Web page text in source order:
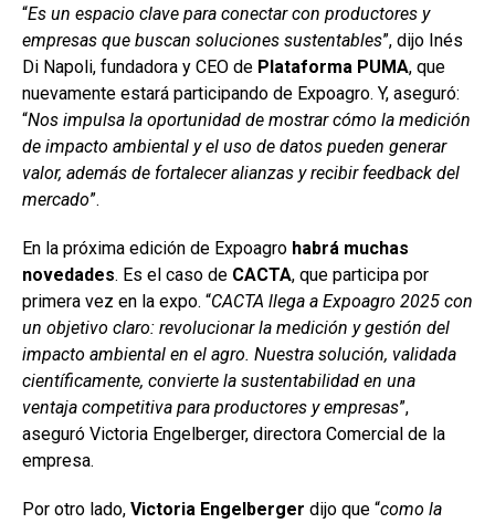
“Es un espacio clave para conectar con productores y
empresas que buscan soluciones sustentables”, dijo Inés
Di Napoli, fundadora y CEO de Plataforma PUMA, que
nuevamente estará participando de Expoagro. Y, aseguró:
“Nos impulsa la oportunidad de mostrar cómo la medición
de impacto ambiental y el uso de datos pueden generar
valor, además de fortalecer alianzas y recibir feedback del
mercado”.
En la próxima edición de Expoagro habrá muchas
novedades. Es el caso de CACTA, que participa por
primera vez en la expo. “CACTA llega a Expoagro 2025 con
un objetivo claro: revolucionar la medición y gestión del
impacto ambiental en el agro. Nuestra solución, validada
científicamente, convierte la sustentabilidad en una
ventaja competitiva para productores y empresas”,
aseguró Victoria Engelberger, directora Comercial de la
empresa.
Por otro lado, Victoria Engelberger dijo que “como la